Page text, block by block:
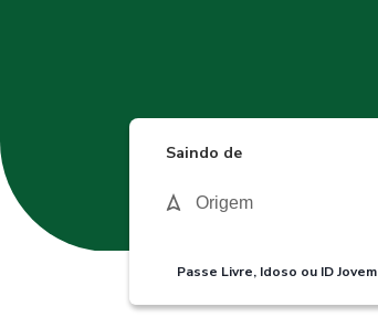
Saindo de
Passe Livre, Idoso ou ID Jovem